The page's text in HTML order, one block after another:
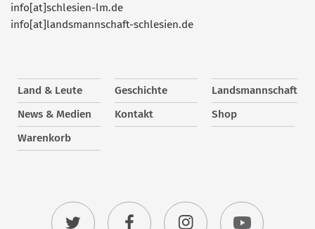
info[at]schlesien-lm.de
info[at]landsmannschaft-schlesien.de
Land & Leute Geschichte
Landsmannschaft
News & Medien
Kontakt
Shop
Warenkorb